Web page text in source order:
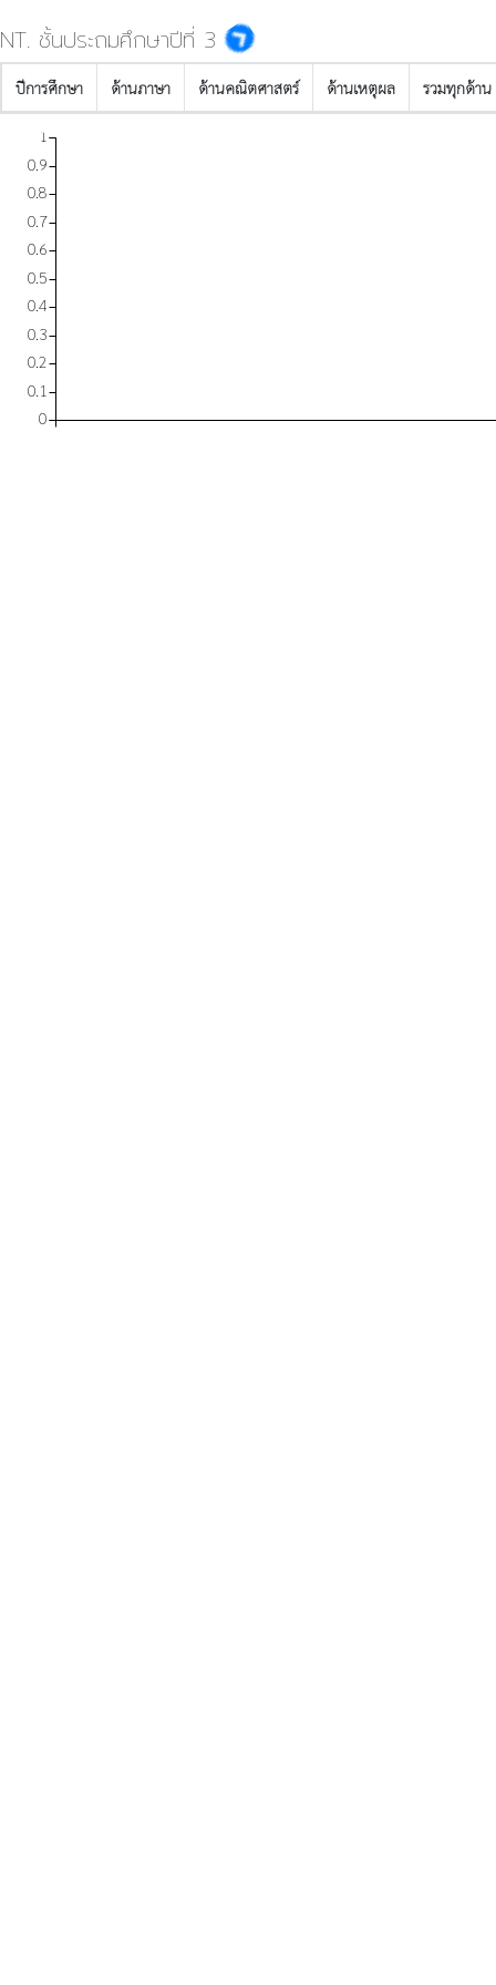
NT. ชั้นประถมศึกษาปีที่ 3
ปีการศึกษา ด้านภาษา ด้านคณิตศาสตร์ ด้านเหตุผล รวมทุกด้าน
0
0.1
0.2
0.3
0.4
0.5
0.6
0.7
0.8
0.9
1